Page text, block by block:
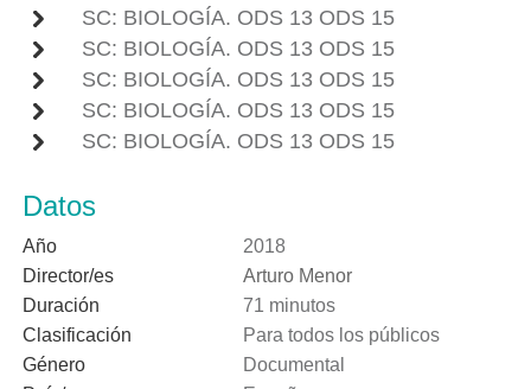
SC: BIOLOGÍA. ODS 13 ODS 15
SC: BIOLOGÍA. ODS 13 ODS 15
SC: BIOLOGÍA. ODS 13 ODS 15
SC: BIOLOGÍA. ODS 13 ODS 15
SC: BIOLOGÍA. ODS 13 ODS 15
Datos
Año
2018
Director/es
Arturo Menor
Duración
71 minutos
Clasificación
Para todos los públicos
Género
Documental